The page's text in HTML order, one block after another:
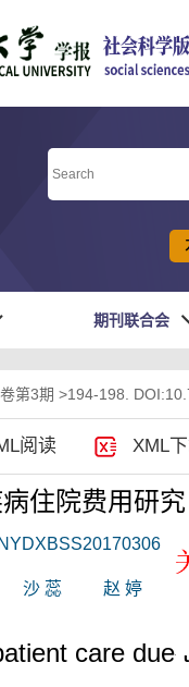
期刊联合会
第3期 >194-198.
阅读 XML
住院费用研究
沙 蕊 赵 婷
care due